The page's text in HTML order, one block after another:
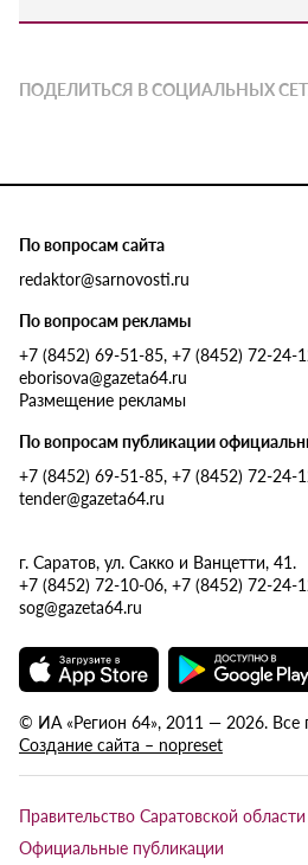
ПОДЕЛИТЬСЯ В СОЦИАЛЬНЫХ
По вопросам сайта
redaktor@sarnovosti.ru
По вопросам рекламы
+7 (8452) 69-51-85, +7 (8452) 72-24-
eborisova@gazeta64.ru
Размещение рекламы
По вопросам публикации
+7 (8452) 69-51-85, +7 (8452) 72-24-
tender@gazeta64.ru
г. Саратов, ул. Сакко и Ванцетти, 41.
+7 (8452) 72-10-06, +7 (8452) 72-24-
sog@gazeta64.ru
© ИА «Регион 64», 2011 — 2026.
Создание сайта – nopreset
Правительство Саратовской области
Официальные публикации